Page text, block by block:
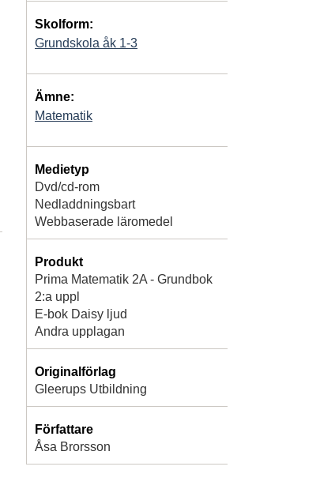
Skolform:
Grundskola åk 1-3
Ämne:
Matematik
Medietyp
Dvd/cd-rom
Nedladdningsbart
Webbaserade läromedel
Produkt
Prima Matematik 2A - Grundbok
2:a uppl
E-bok Daisy ljud
Andra upplagan
Originalförlag
Gleerups Utbildning
Författare
Åsa Brorsson